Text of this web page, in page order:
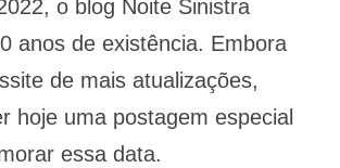
o blog Noite Sinistra
anos de existência. Embora
de mais atualizações,
hoje uma postagem especial
essa data.